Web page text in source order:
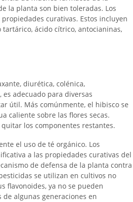
la planta son bien toleradas. Los
curativas. Estos incluyen
ácido cítrico, antocianinas,
diurética, colénica,
adecuado para diversas
útil. Más comúnmente, el hibisco se
caliente sobre las flores secas.
los componentes restantes.
el uso de té orgánico. Los
a las propiedades curativas del
de defensa de la planta contra
se utilizan en cultivos no
flavonoides, ya no se pueden
algunas generaciones en